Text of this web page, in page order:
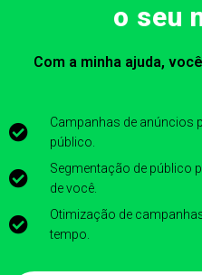
o seu
Com a minha ajuda,
Campanhas de anúncios
público.
Segmentação de público
de você.
Otimização de
tempo.